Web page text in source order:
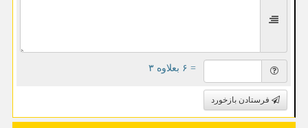
= ۶ بعلاوه ۳
فرستادن بازخورد